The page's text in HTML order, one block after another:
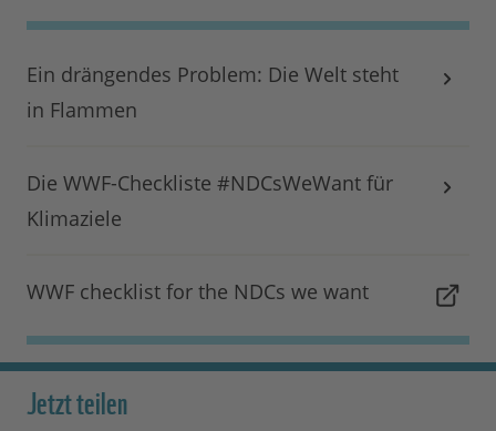
Ein drängendes Problem: Die Welt steht
in Flammen
Die WWF-Checkliste #NDCsWeWant für
Klimaziele
WWF checklist for the NDCs we want
Jetzt teilen